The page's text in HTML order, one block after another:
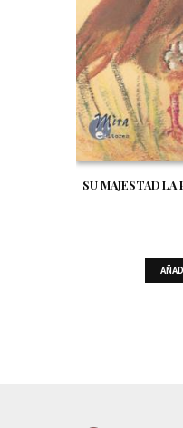
SU MAJESTAD LA